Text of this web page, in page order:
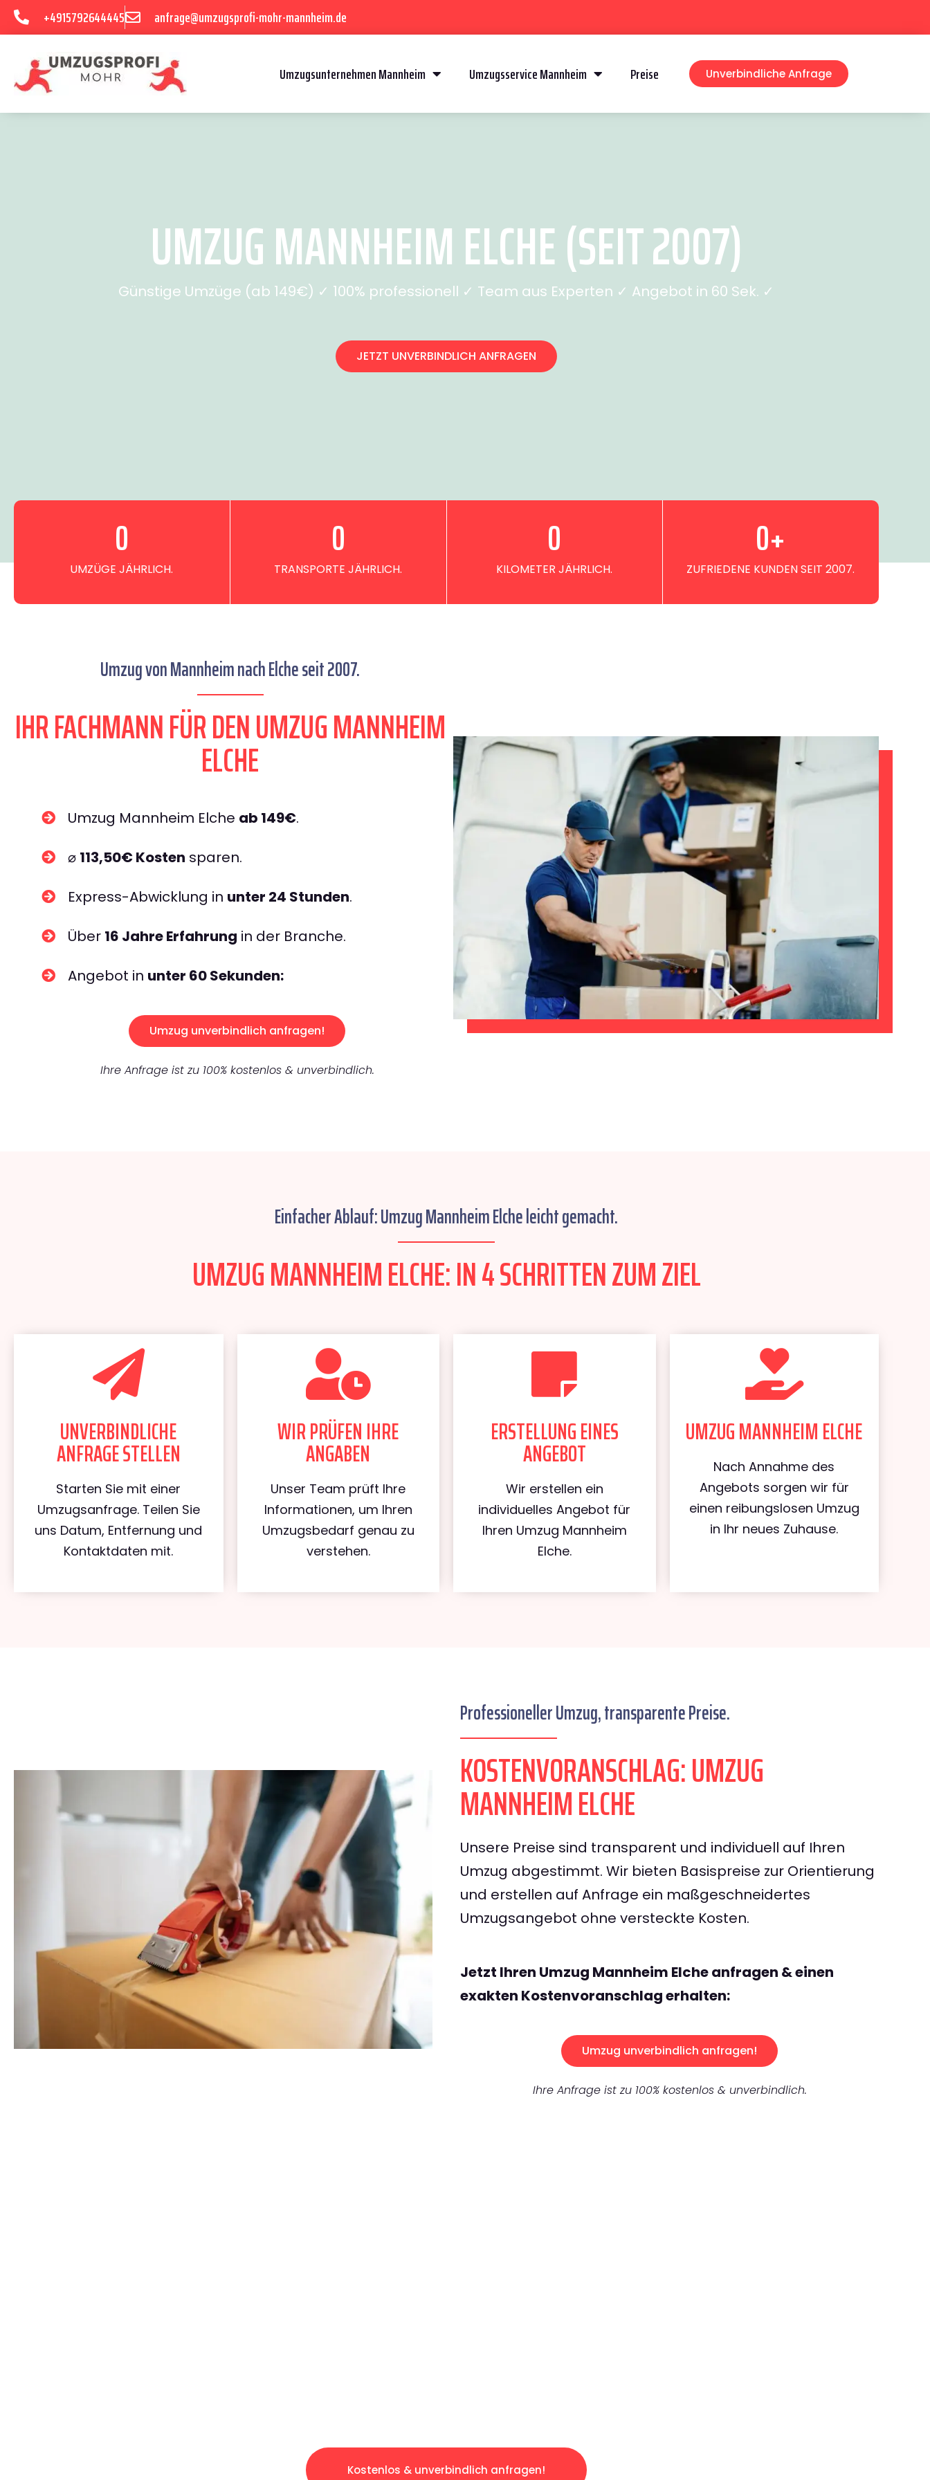
+4915792644445 anfrage@umzugsprofi-mohr-mannheim.de
Umzugsunternehmen Mannheim Umzugsservice Mannheim Preise Unverbindliche Anfrage
UMZUG MANNHEIM ELCHE (SEIT 2007)
Günstige Umzüge (ab 149€) ✓ 100% professionell ✓ Team aus Experten ✓ Angebot in 60 Sek. ✓
JETZT UNVERBINDLICH ANFRAGEN
UMZÜGE JÄHRLICH.
0
TRANSPORTE JÄHRLICH.
0
KILOMETER JÄHRLICH.
0
ZUFRIEDENE KUNDEN SEIT 2007.
0+
Umzug von Mannheim nach Elche seit 2007.
IHR FACHMANN FÜR DEN UMZUG MANNHEIM
ELCHE
Umzug Mannheim Elche ab 149€.
⌀ 113,50€ Kosten sparen.
Express-Abwicklung in unter 24 Stunden.
Über 16 Jahre Erfahrung in der Branche.
Angebot in unter 60 Sekunden:
Umzug unverbindlich anfragen!
Ihre Anfrage ist zu 100% kostenlos & unverbindlich.
Einfacher Ablauf: Umzug Mannheim Elche leicht gemacht.
UMZUG MANNHEIM ELCHE: IN 4 SCHRITTEN ZUM ZIEL
UNVERBINDLICHE
ANFRAGE STELLEN
Starten Sie mit einer
Umzugsanfrage. Teilen Sie
uns Datum, Entfernung und
Kontaktdaten mit.
WIR PRÜFEN IHRE
ANGABEN
Unser Team prüft Ihre
Informationen, um Ihren
Umzugsbedarf genau zu
verstehen.
ERSTELLUNG EINES
ANGEBOT
Wir erstellen ein
individuelles Angebot für
Ihren Umzug Mannheim
Elche.
UMZUG MANNHEIM ELCHE
Nach Annahme des
Angebots sorgen wir für
einen reibungslosen Umzug
in Ihr neues Zuhause.
Professioneller Umzug, transparente Preise.
KOSTENVORANSCHLAG: UMZUG
MANNHEIM ELCHE
Unsere Preise sind transparent und individuell auf Ihren
Umzug abgestimmt. Wir bieten Basispreise zur Orientierung
und erstellen auf Anfrage ein maßgeschneidertes
Umzugsangebot ohne versteckte Kosten.
Jetzt Ihren Umzug Mannheim Elche anfragen & einen
exakten Kostenvoranschlag erhalten:
Umzug unverbindlich anfragen!
Ihre Anfrage ist zu 100% kostenlos & unverbindlich.
Kostenlos & unverbindlich anfragen!